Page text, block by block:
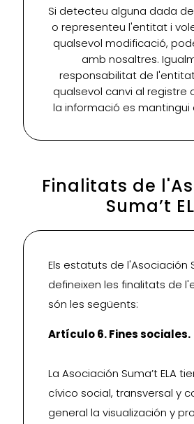
Si detecteu alguna dada
o representeu l'entitat i
qualsevol modificació,
amb nosaltres.
responsabilitat de
qualsevol canvi al registre
la informació es mantingui
Finalitats de
Suma’t
Els estatuts de l'Asociación
defineixen les finalitats de
són les següents:
Artículo 6. Fines sociales.
La Asociación Suma’t ELA
cívico social, transversal y
general la visualización y